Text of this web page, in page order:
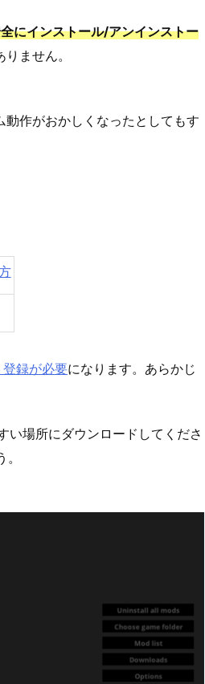
にインストール/アンインストー
ません。
作がおかしくなったとしてもす
録が必要になります。あらかじ
場所にダウンロードしてくださ